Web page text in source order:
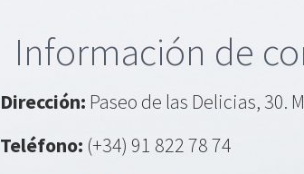
Información de
Dirección: Paseo de las Delicias, 30.
Teléfono: (+34) 91 822 78 74